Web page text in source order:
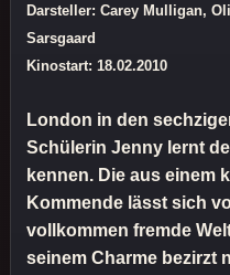
Darsteller: Carey Mulligan,
Sarsgaard
Kinostart: 18.02.2010
London in den
Schülerin Jenny lernt
kennen. Die aus einem
Kommende lässt sich
vollkommen fremde
seinem Charme bezirzt